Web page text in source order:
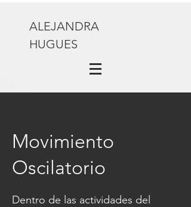
ALEJANDRA
HUGUES
Movimiento
Oscilatorio
Dentro de las actividades del